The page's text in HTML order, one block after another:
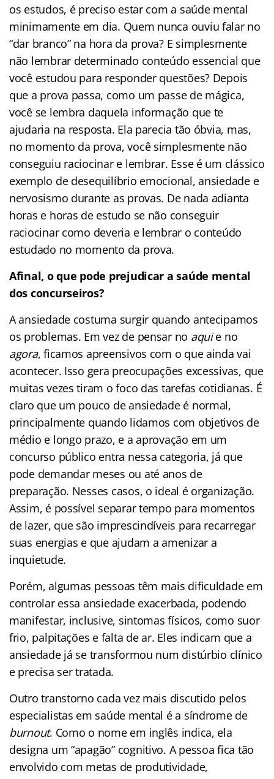
os estudos, é preciso estar com a saúde mental
minimamente em dia. Quem nunca ouviu falar no
“dar branco” na hora da prova? E simplesmente
não lembrar determinado conteúdo essencial que
você estudou para responder questões? Depois
que a prova passa, como um passe de mágica,
você se lembra daquela informação que te
ajudaria na resposta. Ela parecia tão óbvia, mas,
no momento da prova, você simplesmente não
conseguiu raciocinar e lembrar. Esse é um clássico
exemplo de desequilíbrio emocional, ansiedade e
nervosismo durante as provas. De nada adianta
horas e horas de estudo se não conseguir
raciocinar como deveria e lembrar o conteúdo
estudado no momento da prova.
Afinal, o que pode prejudicar a saúde mental
dos concurseiros?
A ansiedade costuma surgir quando antecipamos
os problemas. Em vez de pensar no aquie no
agora, ficamos apreensivos com o que ainda vai
acontecer. Isso gera preocupações excessivas, que
muitas vezes tiram o foco das tarefas cotidianas. É
claro que um pouco de ansiedade é normal,
principalmente quando lidamos com objetivos de
médio e longo prazo, e a aprovação em um
concurso público entra nessa categoria, já que
pode demandar meses ou até anos de
preparação. Nesses casos, o ideal é organização.
Assim, é possível separar tempo para momentos
de lazer, que são imprescindíveis para recarregar
suas energias e que ajudam a amenizar a
inquietude.
Porém, algumas pessoas têm mais dificuldade em
controlar essa ansiedade exacerbada, podendo
manifestar, inclusive, sintomas físicos, como suor
frio, palpitações e falta de ar. Eles indicam que a
ansiedade já se transformou num distúrbio clínico
e precisa ser tratada.
Outro transtorno cada vez mais discutido pelos
especialistas em saúde mental é a síndrome de
burnout. Como o nome em inglês indica, ela
designa um “apagão” cognitivo. A pessoa fica tão
envolvido com metas de produtividade,